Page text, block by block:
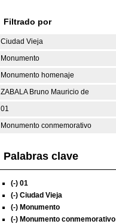
Filtrado por
Ciudad Vieja
Monumento
Monumento homenaje
ZABALA Bruno Mauricio de
01
Monumento conmemorativo
Palabras clave
(-) 01
(-) Ciudad Vieja
(-) Monumento
(-) Monumento conmemorativo